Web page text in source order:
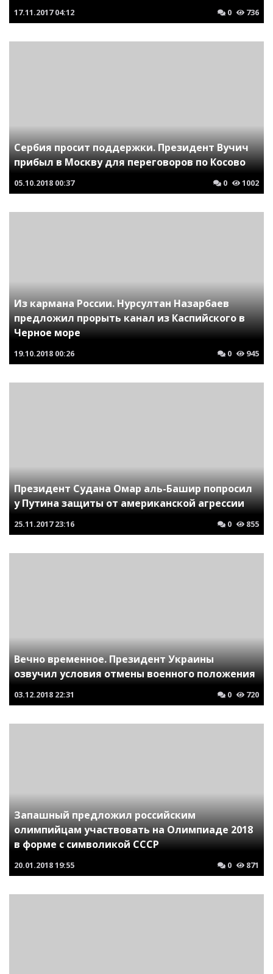
17.11.2017 04:12 0 736
Сербия просит поддержки. Президент Вучич
прибыл в Москву для переговоров по Косово
05.10.2018 00:37 0 1002
Из кармана России. Нурсултан Назарбаев
предложил прорыть канал из Каспийского в
Черное море
19.10.2018 00:26 0 945
Президент Судана Омар аль-Башир попросил
у Путина защиты от американской агрессии
25.11.2017 23:16 0 855
Вечно временное. Президент Украины
озвучил условия отмены военного положения
03.12.2018 22:31 0 720
Запашный предложил российским
олимпийцам участвовать на Олимпиаде 2018
в форме с символикой СССР
20.01.201819:55 0 871